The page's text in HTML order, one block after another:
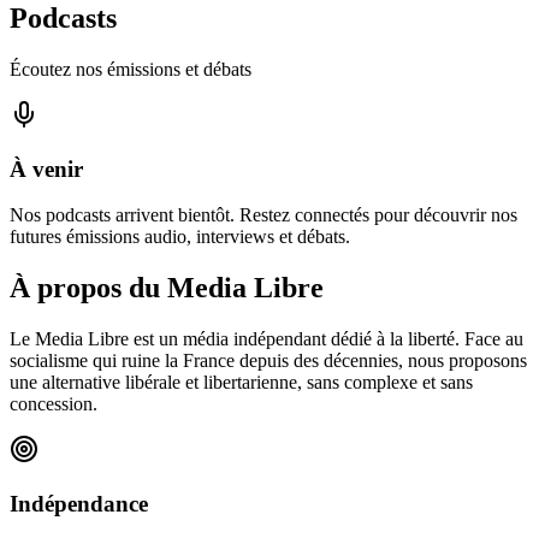
Podcasts
Écoutez nos émissions et débats
À venir
Nos podcasts arrivent bientôt. Restez connectés pour découvrir nos
futures émissions audio, interviews et débats.
À propos du Media Libre
Le Media Libre est un média indépendant dédié à la liberté. Face au
socialisme qui ruine la France depuis des décennies, nous proposons
une alternative libérale et libertarienne, sans complexe et sans
concession.
Indépendance